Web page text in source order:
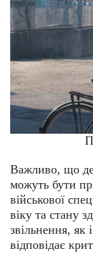
Важливо, що
можуть бути
військової
віку та стану
звільнення, як
відповідає